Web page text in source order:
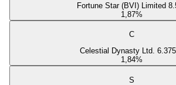
Fortune Star (BVI) Limited
1,87%
C
Celestial Dynasty Ltd.
1,84%
S